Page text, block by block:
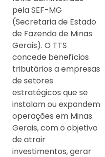
pela SEF-MG
(Secretaria de Estado
de Fazenda de Minas
Gerais). O TTS
concede benefícios
tributários a empresas
de setores
estratégicos que se
instalam ou expandem
operações em Minas
Gerais, com o objetivo
de atrair
investimentos, gerar